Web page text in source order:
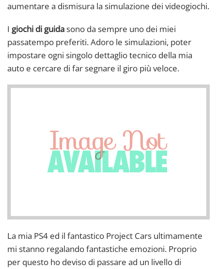
aumentare a dismisura la simulazione dei videogiochi.
I giochi di guidasono da sempre uno dei miei
passatempo preferiti. Adoro le simulazioni, poter
impostare ogni singolo dettaglio tecnico della mia
auto e cercare di far segnare il giro più veloce.
La mia PS4 ed il fantastico Project Cars ultimamente
mi stanno regalando fantastiche emozioni. Proprio
per questo ho deviso di passare ad un livello di